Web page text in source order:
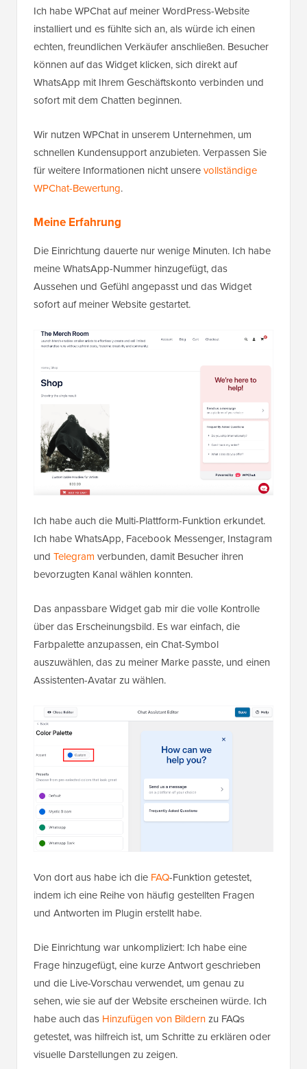
Ich habe WPChat auf meiner WordPress-Website
installiert und es fühlte sich an, als würde ich einen
echten, freundlichen Verkäufer anschließen. Besucher
können auf das Widget klicken, sich direkt auf
WhatsApp mit Ihrem Geschäftskonto verbinden und
sofort mit dem Chatten beginnen.
Wir nutzen WPChat in unserem Unternehmen, um
schnellen Kundensupport anzubieten. Verpassen Sie
für weitere Informationen nicht unserevollständige
WPChat-Bewertung.
Meine Erfahrung
Die Einrichtung dauerte nur wenige Minuten. Ich habe
meine WhatsApp-Nummer hinzugefügt, das
Aussehen und Gefühl angepasst und das Widget
sofort auf meiner Website gestartet.
Ich habe auch die Multi-Plattform-Funktion erkundet.
Ich habe WhatsApp, Facebook Messenger, Instagram
und Telegram verbunden, damit Besucher ihren
bevorzugten Kanal wählen konnten.
Das anpassbare Widget gab mir die volle Kontrolle
über das Erscheinungsbild. Es war einfach, die
Farbpalette anzupassen, ein Chat-Symbol
auszuwählen, das zu meiner Marke passte, und einen
Assistenten-Avatar zu wählen.
Von dort aus habe ich die FAQ-Funktion getestet,
indem ich eine Reihe von häufig gestellten Fragen
und Antworten im Plugin erstellt habe.
Die Einrichtung war unkompliziert: Ich habe eine
Frage hinzugefügt, eine kurze Antwort geschrieben
und die Live-Vorschau verwendet, um genau zu
sehen, wie sie auf der Website erscheinen würde. Ich
habe auch das Hinzufügen von Bildernzu FAQs
getestet, was hilfreich ist, um Schritte zu erklären oder
visuelle Darstellungen zu zeigen.